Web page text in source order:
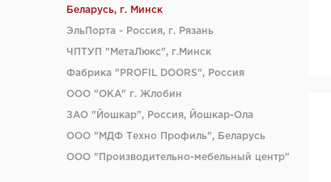
Беларусь, г. Минск
ЭльПорта - Россия, г. Рязань
ЧПТУП "МетаЛюкс", г.Минск
Фабрика "PROFIL DOORS", Россия
ООО "ОКА" г. Жлобин
ЗАО "Йошкар", Россия, Йошкар-Ола
ООО "МДФ Техно Профиль", Беларусь
ООО "Производительно-мебельный центр"